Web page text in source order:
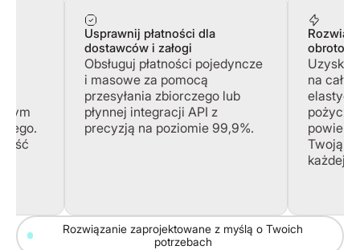
Usprawnij płatności dla
dostawców i załogi
Obsługuj płatności pojedyncze
i masowe za pomocą
przesyłania zbiorczego lub
płynnej integracji API z
precyzją na poziomie 99,9%.
Uzyskaj
na
Twoją
każdej
Rozwiązanie zaprojektowane z myślą o Twoich
potrzebach